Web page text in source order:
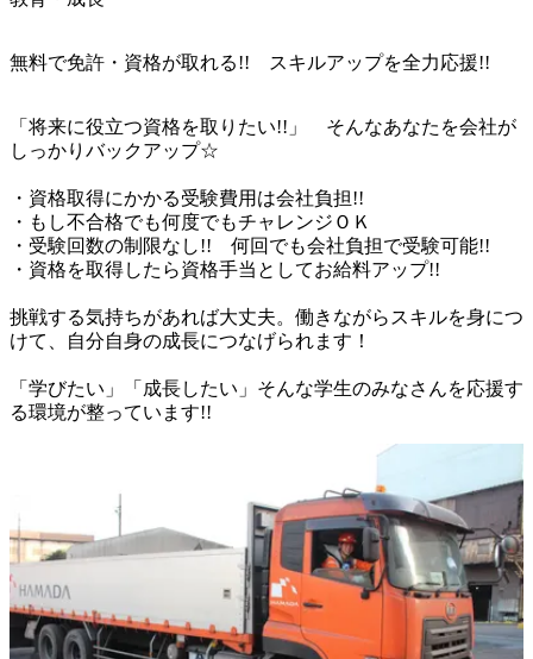
無料で免許・資格が取れる!! スキルアップを全力応援!!
「将来に役立つ資格を取りたい!!」　そんなあなたを会社が
しっかりバックアップ☆
・資格取得にかかる受験費用は会社負担!!
・もし不合格でも何度でもチャレンジＯＫ
・受験回数の制限なし!!　何回でも会社負担で受験可能!!
・資格を取得したら資格手当としてお給料アップ!!
挑戦する気持ちがあれば大丈夫。働きながらスキルを身につ
けて、自分自身の成長につなげられます！
「学びたい」「成長したい」そんな学生のみなさんを応援す
る環境が整っています!!